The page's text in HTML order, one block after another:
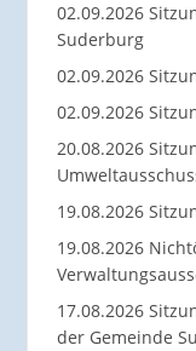
02.09.2026
Suderburg
02.09.2026
02.09.2026
20.08.2026
19.08.2026
19.08.2026
17.08.2026
der Gemeinde